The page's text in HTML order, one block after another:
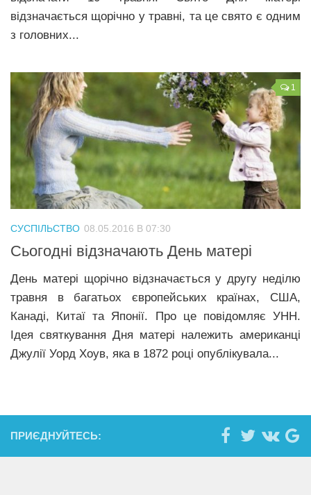
відзначається щорічно у травні, та це свято є одним
з головних...
1
СУСПІЛЬСТВО 08.05.2016 В 07:30
Сьогодні відзначають День матері
День матері щорічно відзначається у другу неділю
травня в багатьох європейських країнах, США,
Канаді, Китаї та Японії. Про це повідомляє УНН.
Ідея святкування Дня матері належить американці
Джулії Уорд Хоув, яка в 1872 році опублікувала...
ПРИЄДНУЙТЕСЬ: